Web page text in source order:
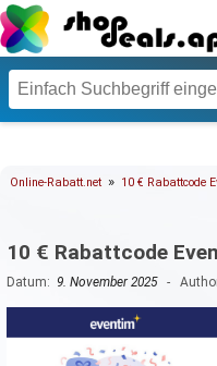
Online-Rabatt.net » 10 € Rabattcode
10 € Rabattcode
Datum: 9. November 2025-